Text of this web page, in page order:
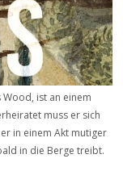
ist an einem
muss er sich
in einem Akt mutiger
in die Berge treibt.